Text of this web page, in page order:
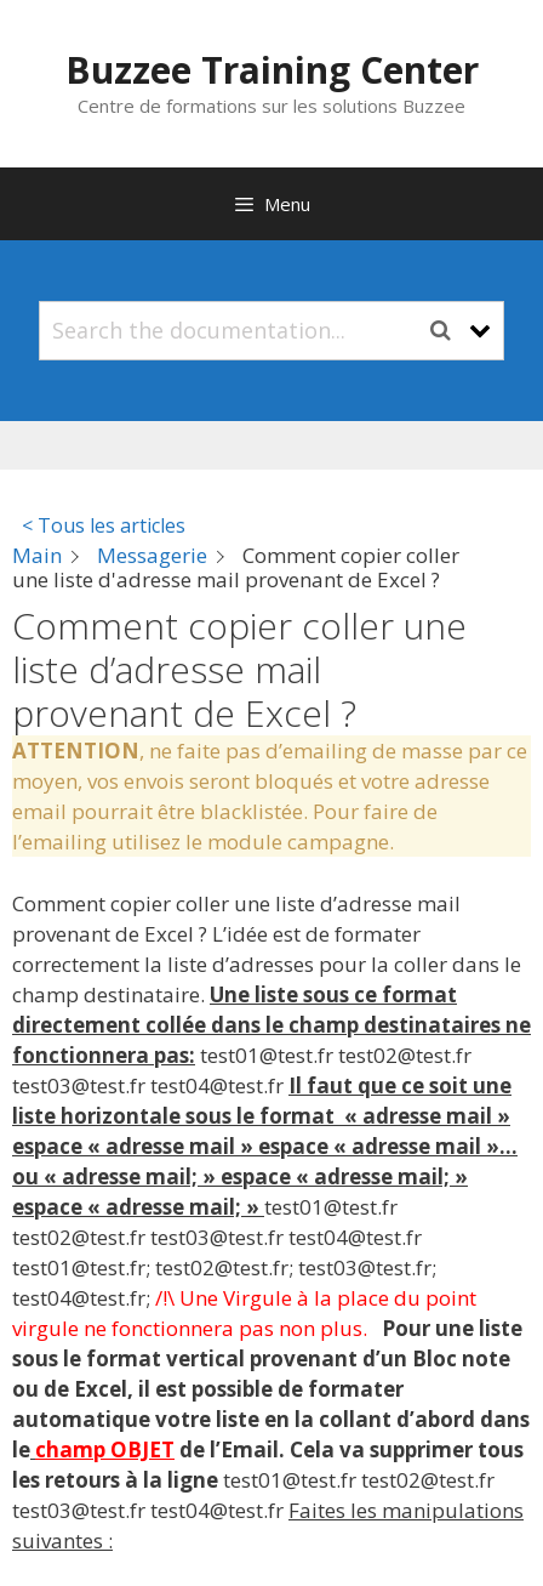
contenuBuzzee Training Center
Centre de formations sur les solutions Buzzee
Menu
< Tous les articles
Main Messagerie
Comment copier coller
une liste d'adresse mail provenant de Excel ?
Comment copier coller une
liste d’adresse mail
provenant de Excel ?
ATTENTION, ne faite pas d’emailing de masse par ce
moyen, vos envois seront bloqués et votre adresse
email pourrait être blacklistée. Pour faire de
l’emailing utilisez le module campagne.
Comment copier coller une liste d’adresse mail
provenant de Excel ? L’idée est de formater
correctement la liste d’adresses pour la coller dans le
champ destinataire. Une liste sous ce format
directement collée dans le champ destinataires ne
fonctionnera pas: test01@test.fr test02@test.fr
test03@test.fr test04@test.fr Il faut que ce soit une
liste horizontale sous le format « adresse mail »
espace « adresse mail » espace « adresse mail »…
ou « adresse mail; » espace « adresse mail; »
espace « adresse mail; » test01@test.fr
test02@test.fr test03@test.fr test04@test.fr
test01@test.fr; test02@test.fr; test03@test.fr;
test04@test.fr; /!\ Une Virgule à la place du point
virgule ne fonctionnera pas non plus.
Pour une liste
sous le format vertical provenant d’un Bloc note
ou de Excel, il est possible de formater
automatique votre liste en la collant d’abord dans
le champ OBJET de l’Email. Cela va supprimer tous
les retours à la lignetest01@test.fr test02@test.fr
test03@test.fr test04@test.fr Faites les manipulations
suivantes :